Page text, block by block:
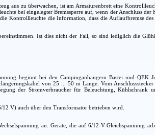
aus zu überwachen, ist am Armaturenbrett eine
bei eingelegter Bremssperre auf, wenn der Anschluss der
Kontrollleuchte die Information, dass die Auflaufbremse des
Ist dies nicht der Fall, so sind lediglich die
beginnt bei den Campinganhängern Bastei und QEK
von 25 ... 50 m Länge. Vom
der Stromverbraucher für Beleuchtung, Kühlschrank
V) auch über den Transformator betrieben wird.
an. Geräte, die auf 6/12-V-Gleichspannung